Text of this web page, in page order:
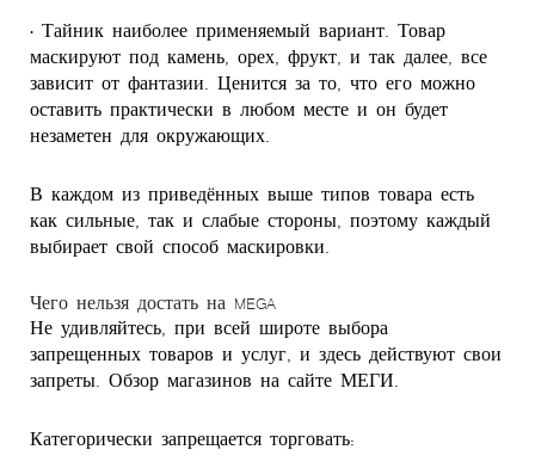
• Тайник наиболее применяемый вариант. Товар
маскируют под камень, орех, фрукт, и так далее, все
зависит от фантазии. Ценится за то, что его можно
оставить практически в любом месте и он будет
незаметен для окружающих.
В каждом из приведённых выше типов товара есть
как сильные, так и слабые стороны, поэтому каждый
выбирает свой способ маскировки.
Чего нельзя достать на MEGA
Не удивляйтесь, при всей широте выбора
запрещенных товаров и услуг, и здесь действуют свои
запреты. Обзор магазинов на сайте МЕГИ.
Категорически запрещается торговать: